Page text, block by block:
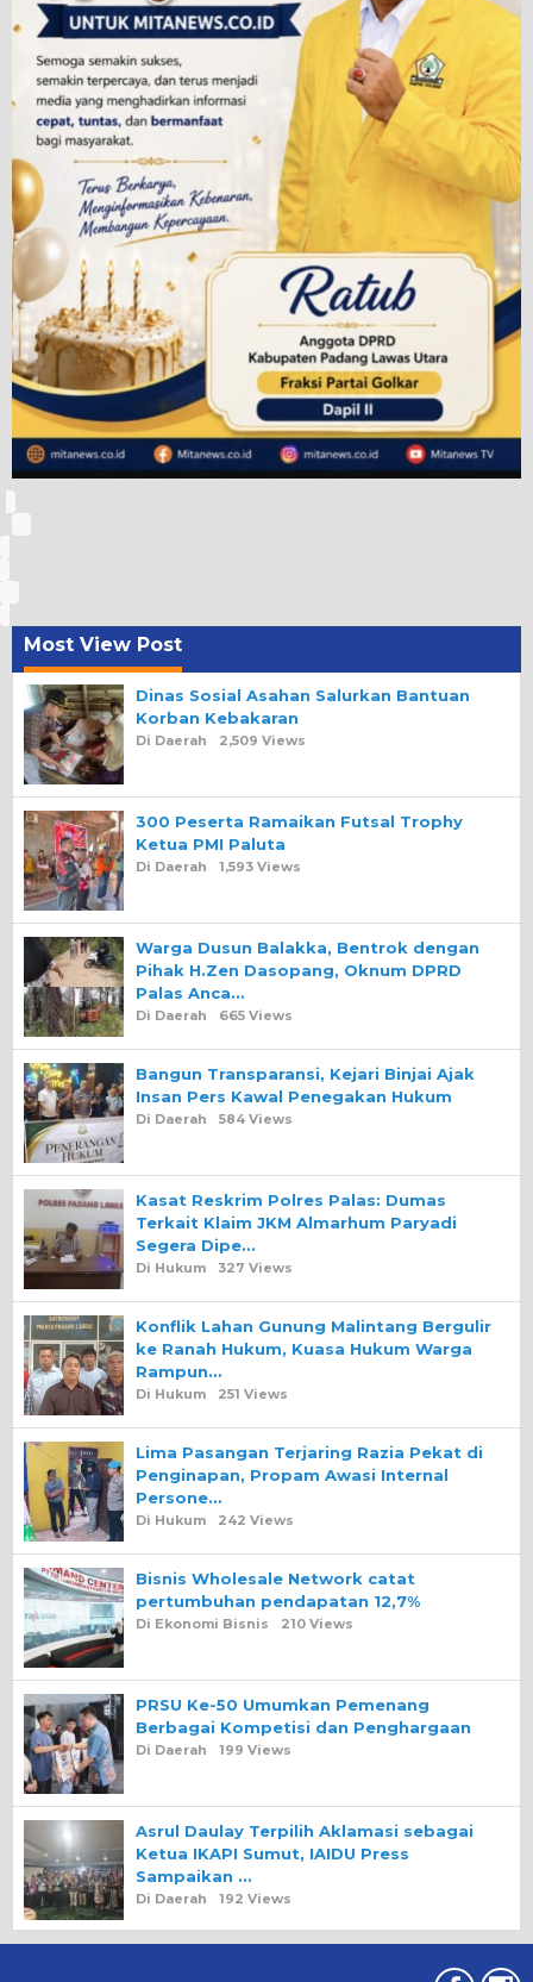
Most View Post
Dinas Sosial Asahan Salurkan Bantuan
Korban Kebakaran
Di Daerah 2,509 Views
300 Peserta Ramaikan Futsal Trophy
Ketua PMI Paluta
Di Daerah 1,593 Views
Warga Dusun Balakka, Bentrok dengan
Pihak H.Zen Dasopang, Oknum DPRD
Palas Anca…
Di Daerah 665 Views
Bangun Transparansi, Kejari Binjai Ajak
Insan Pers Kawal Penegakan Hukum
Di Daerah 584 Views
Kasat Reskrim Polres Palas: Dumas
Terkait Klaim JKM Almarhum Paryadi
Segera Dipe…
Di Hukum 327 Views
Konflik Lahan Gunung Malintang Bergulir
ke Ranah Hukum, Kuasa Hukum Warga
Rampun…
Di Hukum 251 Views
Lima Pasangan Terjaring Razia Pekat di
Penginapan, Propam Awasi Internal
Persone…
Di Hukum 242 Views
Bisnis Wholesale Network catat
pertumbuhan pendapatan 12,7%
Di Ekonomi Bisnis 210 Views
PRSU Ke-50 Umumkan Pemenang
Berbagai Kompetisi dan Penghargaan
Di Daerah 199 Views
Asrul Daulay Terpilih Aklamasi sebagai
Ketua IKAPI Sumut, IAIDU Press
Sampaikan …
Di Daerah 192 Views